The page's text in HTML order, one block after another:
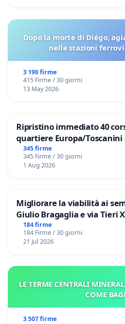
Dopo la morte di Diégo,
nelle stazioni
3 190 firme
415 Firme / 30 giorni
13 May 2026
Ripristino immediato 40
quartiere Europa/Toscanini
345 firme
345 Firme / 30 giorni
1 Aug 2026
Migliorare la viabilità ai
Giulio Bragaglia e via Tieri
ROMA
184 firme
184 Firme / 30 giorni
21 Jul 2026
LE TERME CENTRALI
COME
3 507 firme